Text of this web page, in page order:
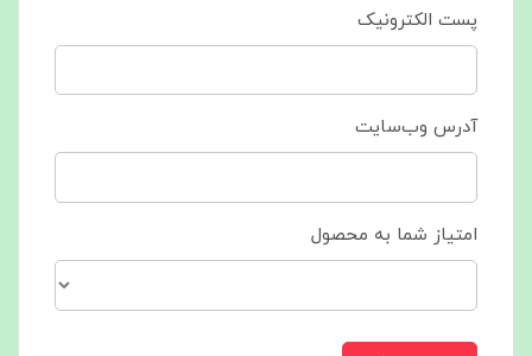
پست الکترونیک
آدرس وب‌سایت
امتیاز شما به محصول